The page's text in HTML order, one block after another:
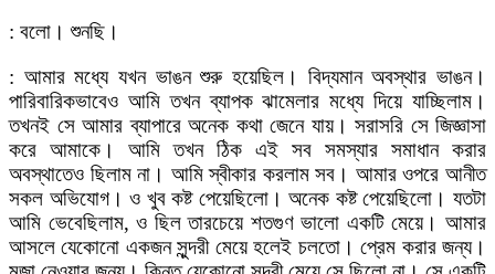
: বলো। শুনছি।
: আমার মধ্যে যখন ভাঙন শুরু হয়েছিল। বিদ্যমান অবস্থার ভাঙন।
পারিবারিকভাবেও আমি তখন ব্যাপক ঝামেলার মধ্যে দিয়ে যাচ্ছিলাম।
তখনই সে আমার ব্যাপারে অনেক কথা জেনে যায়। সরাসরি সে জিজ্ঞাসা
করে আমাকে। আমি তখন ঠিক এই সব সমস্যার সমাধান করার
অবস্থাতেও ছিলাম না। আমি স্বীকার করলাম সব। আমার ওপরে আনীত
সকল অভিযোগ। ও খুব কষ্ট পেয়েছিলো। অনেক কষ্ট পেয়েছিলো। যতটা
আমি ভেবেছিলাম, ও ছিল তারচেয়ে শতগুণ ভালো একটি মেয়ে। আমার
আসলে যেকোনো একজন সুন্দরী মেয়ে হলেই চলতো। প্রেম করার জন্য।